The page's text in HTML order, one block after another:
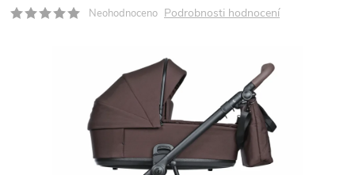
Neohodnoceno Podrobnosti hodnocení